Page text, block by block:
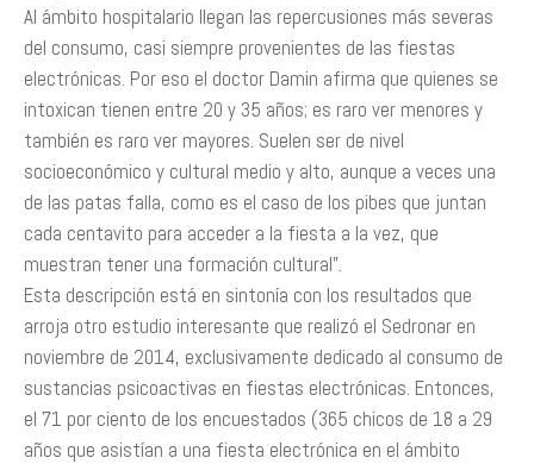
Al ámbito hospitalario llegan las repercusiones más severas
del consumo, casi siempre provenientes de las fiestas
electrónicas. Por eso el doctor Damin afirma que quienes se
intoxican tienen entre 20 y 35 años; es raro ver menores y
también es raro ver mayores. Suelen ser de nivel
socioeconómico y cultural medio y alto, aunque a veces una
de las patas falla, como es el caso de los pibes que juntan
cada centavito para acceder a la fiesta a la vez, que
muestran tener una formación cultural”.
Esta descripción está en sintonía con los resultados que
arroja otro estudio interesante que realizó el Sedronar en
noviembre de 2014, exclusivamente dedicado al consumo de
sustancias psicoactivas en fiestas electrónicas. Entonces,
el 71 por ciento de los encuestados (365 chicos de 18 a 29
años que asistían a una fiesta electrónica en el ámbito